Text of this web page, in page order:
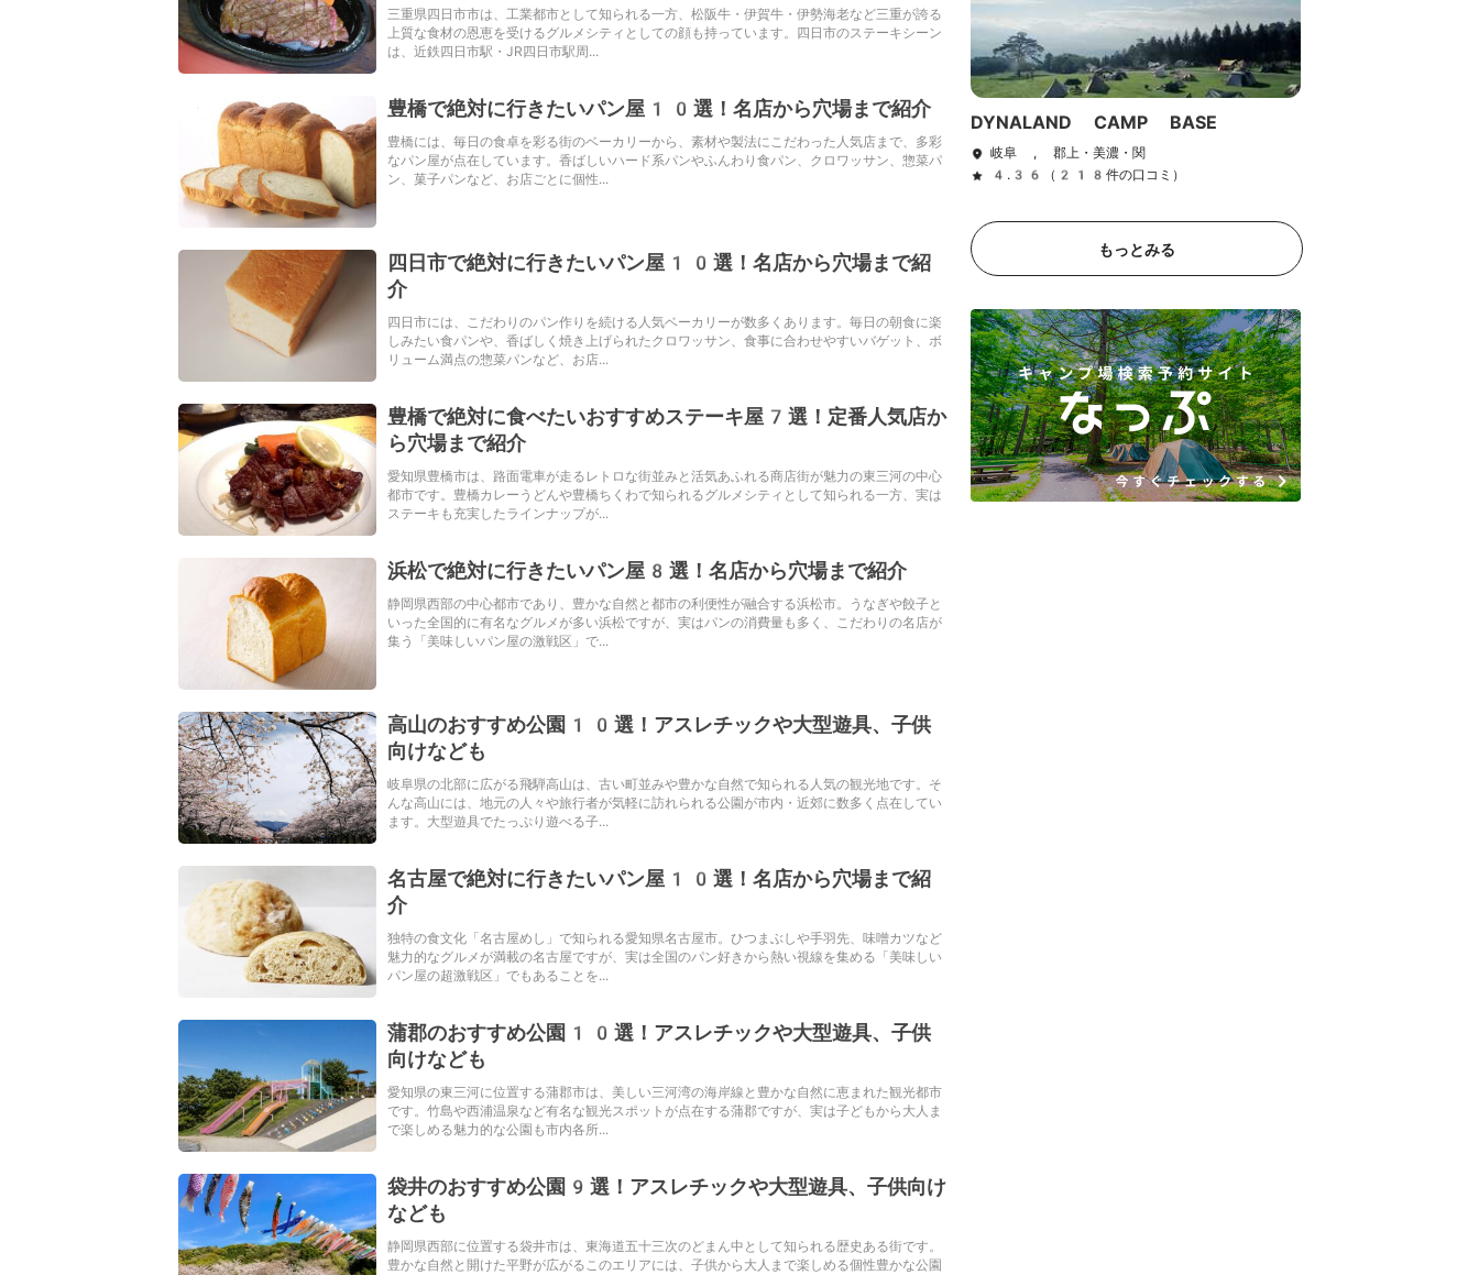
三重県四日市市は、工業都市として知られる一方、松阪牛・伊賀牛・伊勢海老など三重が誇る
上質な食材の恩恵を受けるグルメシティとしての顔も持っています。四日市のステーキシーン
は、近鉄四日市駅・JR四日市駅周...
豊橋で絶対に行きたいパン屋10選！名店から穴場まで紹介
豊橋には、毎日の食卓を彩る街のベーカリーから、素材や製法にこだわった人気店まで、多彩
なパン屋が点在しています。香ばしいハード系パンやふんわり食パン、クロワッサン、惣菜パ
ン、菓子パンなど、お店ごとに個性...
四日市で絶対に行きたいパン屋10選！名店から穴場まで紹
介
四日市には、こだわりのパン作りを続ける人気ベーカリーが数多くあります。毎日の朝食に楽
しみたい食パンや、香ばしく焼き上げられたクロワッサン、食事に合わせやすいバゲット、ボ
リューム満点の惣菜パンなど、お店...
豊橋で絶対に食べたいおすすめステーキ屋7選！定番人気店か
ら穴場まで紹介
愛知県豊橋市は、路面電車が走るレトロな街並みと活気あふれる商店街が魅力の東三河の中心
都市です。豊橋カレーうどんや豊橋ちくわで知られるグルメシティとして知られる一方、実は
ステーキも充実したラインナップが...
浜松で絶対に行きたいパン屋8選！名店から穴場まで紹介
静岡県西部の中心都市であり、豊かな自然と都市の利便性が融合する浜松市。うなぎや餃子と
いった全国的に有名なグルメが多い浜松ですが、実はパンの消費量も多く、こだわりの名店が
集う「美味しいパン屋の激戦区」で...
高山のおすすめ公園10選！アスレチックや大型遊具、子供
向けなども
岐阜県の北部に広がる飛騨高山は、古い町並みや豊かな自然で知られる人気の観光地です。そ
んな高山には、地元の人々や旅行者が気軽に訪れられる公園が市内・近郊に数多く点在してい
ます。大型遊具でたっぷり遊べる子...
名古屋で絶対に行きたいパン屋10選！名店から穴場まで紹
介
独特の食文化「名古屋めし」で知られる愛知県名古屋市。ひつまぶしや手羽先、味噌カツなど
魅力的なグルメが満載の名古屋ですが、実は全国のパン好きから熱い視線を集める「美味しい
パン屋の超激戦区」でもあることを...
蒲郡のおすすめ公園10選！アスレチックや大型遊具、子供
向けなども
愛知県の東三河に位置する蒲郡市は、美しい三河湾の海岸線と豊かな自然に恵まれた観光都市
です。竹島や西浦温泉など有名な観光スポットが点在する蒲郡ですが、実は子どもから大人ま
で楽しめる魅力的な公園も市内各所...
袋井のおすすめ公園9選！アスレチックや大型遊具、子供向け
なども
静岡県西部に位置する袋井市は、東海道五十三次のどまん中として知られる歴史ある街です。
豊かな自然と開けた平野が広がるこのエリアには、子供から大人まで楽しめる個性豊かな公園
DYNALAND CAMP BASE
岐阜 , 郡上・美濃・関
4.36（218件の口コミ）
もっとみる